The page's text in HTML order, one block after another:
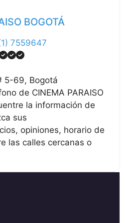
BOGOTÁ
7559647
5-69, Bogotá
de CINEMA PARAISO
la información de
sus
opiniones, horario de
las calles cercanas o